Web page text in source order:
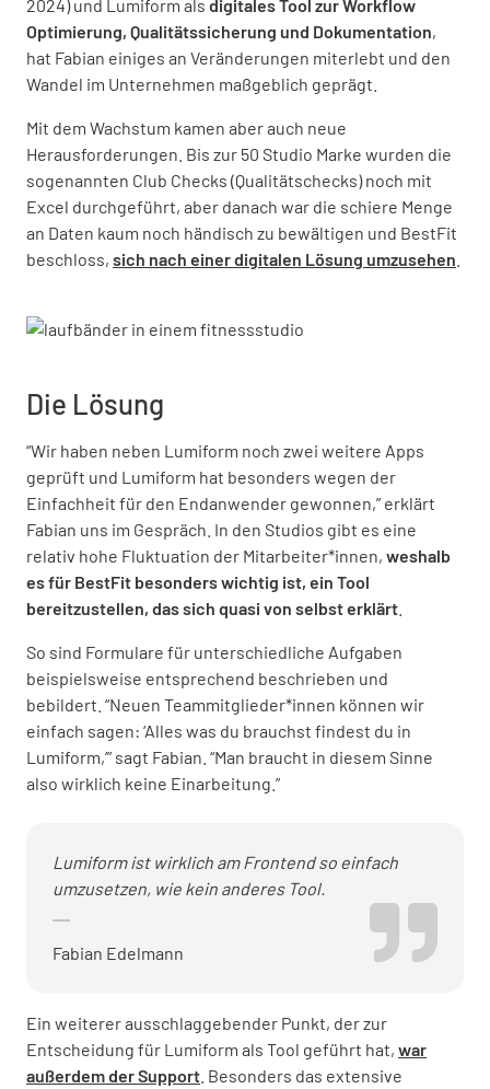
2024) und Lumiform als digitales Tool zur Workflow
Optimierung, Qualitätssicherung und Dokumentation,
hat Fabian einiges an Veränderungen miterlebt und den
Wandel im Unternehmen maßgeblich geprägt.
Mit dem Wachstum kamen aber auch neue
Herausforderungen. Bis zur 50 Studio Marke wurden die
sogenannten Club Checks (Qualitätschecks) noch mit
Excel durchgeführt, aber danach war die schiere Menge
an Daten kaum noch händisch zu bewältigen und BestFit
beschloss, sich nach einer digitalen Lösung umzusehen
Die Lösung
“Wir haben neben Lumiform noch zwei weitere Apps
geprüft und Lumiform hat besonders wegen der
Einfachheit für den Endanwender gewonnen,” erklärt
Fabian uns im Gespräch. In den Studios gibt es eine
relativ hohe Fluktuation der Mitarbeiter*innen, weshalb
es für BestFit besonders wichtig ist, ein Tool
bereitzustellen, das sich quasi von selbst erklärt
So sind Formulare für unterschiedliche Aufgaben
beispielsweise entsprechend beschrieben und
bebildert. “Neuen Teammitglieder*innen können wir
einfach sagen: ‘Alles was du brauchst findest du in
Lumiform,’” sagt Fabian. “Man braucht in diesem Sinne
also wirklich keine Einarbeitung.”
Lumiform ist wirklich am Frontend so einfach
umzusetzen, wie kein anderes Tool.
Fabian Edelmann
Ein weiterer ausschlaggebender Punkt, der zur
Entscheidung für Lumiform als Tool geführt hat, war
außerdem der Support . Besonders das extensive